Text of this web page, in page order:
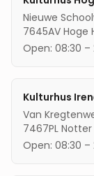
Nieuwe
7645AV Hoge
Open: 08:30 –
Kulturhus
Van
7467PL Notter
Open: 08:30 –
locatie